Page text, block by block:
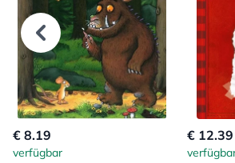
€ 8.19
verfügbar
€ 12.39